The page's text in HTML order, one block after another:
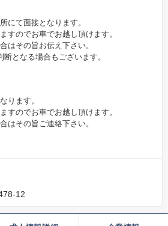
にて面接となります。
すのでお車でお越し頂けます。
はその旨お伝え下さい。
となる場合もございます。
ります。
すのでお車でお越し頂けます。
はその旨ご連絡下さい。
12